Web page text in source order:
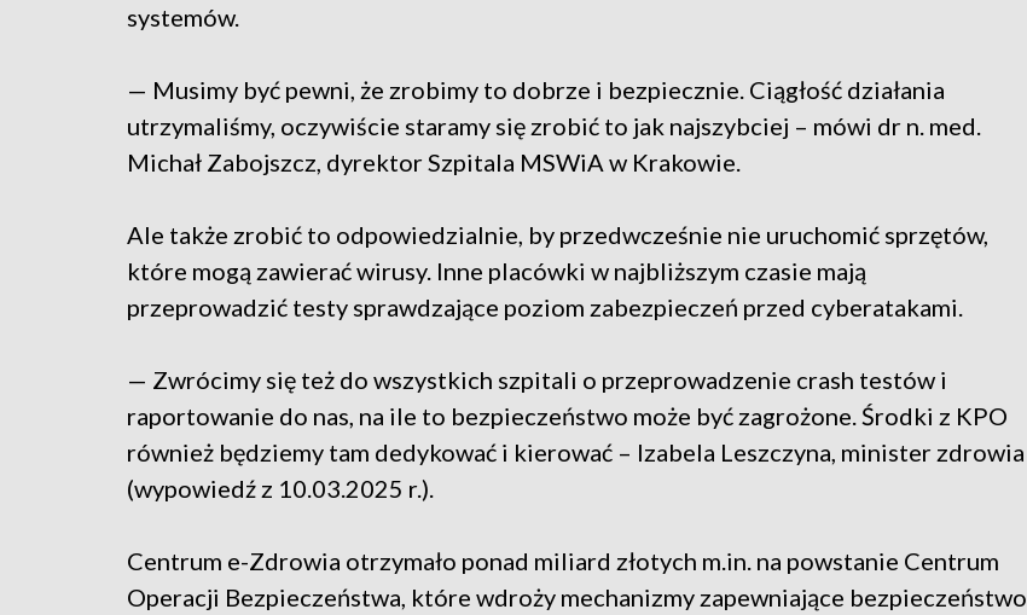
systemów.
— Musimy być pewni, że zrobimy to dobrze i bezpiecznie. Ciągłość działania
utrzymaliśmy, oczywiście staramy się zrobić to jak najszybciej – mówi dr n. med.
Michał Zabojszcz, dyrektor Szpitala MSWiA w Krakowie.
Ale także zrobić to odpowiedzialnie, by przedwcześnie nie uruchomić sprzętów,
które mogą zawierać wirusy. Inne placówki w najbliższym czasie mają
przeprowadzić testy sprawdzające poziom zabezpieczeń przed cyberatakami.
— Zwrócimy się też do wszystkich szpitali o przeprowadzenie crash testów i
raportowanie do nas, na ile to bezpieczeństwo może być zagrożone. Środki z KPO
również będziemy tam dedykować i kierować – Izabela Leszczyna, minister zdrowia
(wypowiedź z 10.03.2025 r.).
Centrum e-Zdrowia otrzymało ponad miliard złotych m.in. na powstanie Centrum
Operacji Bezpieczeństwa, które wdroży mechanizmy zapewniające bezpieczeństwo